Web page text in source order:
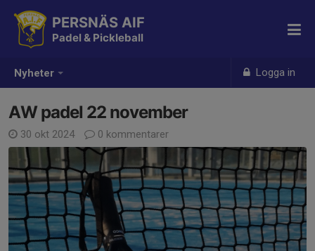
Nyheter Logga in
PERSNÄS AIF
Padel & Pickleball
AW padel 22 november
30 okt 2024 0 kommentarer